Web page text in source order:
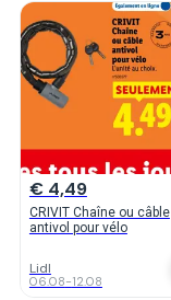
€ 4,49
CRIVIT Chaîne ou câble
antivol pour vélo
Lidl
06.08-12.08